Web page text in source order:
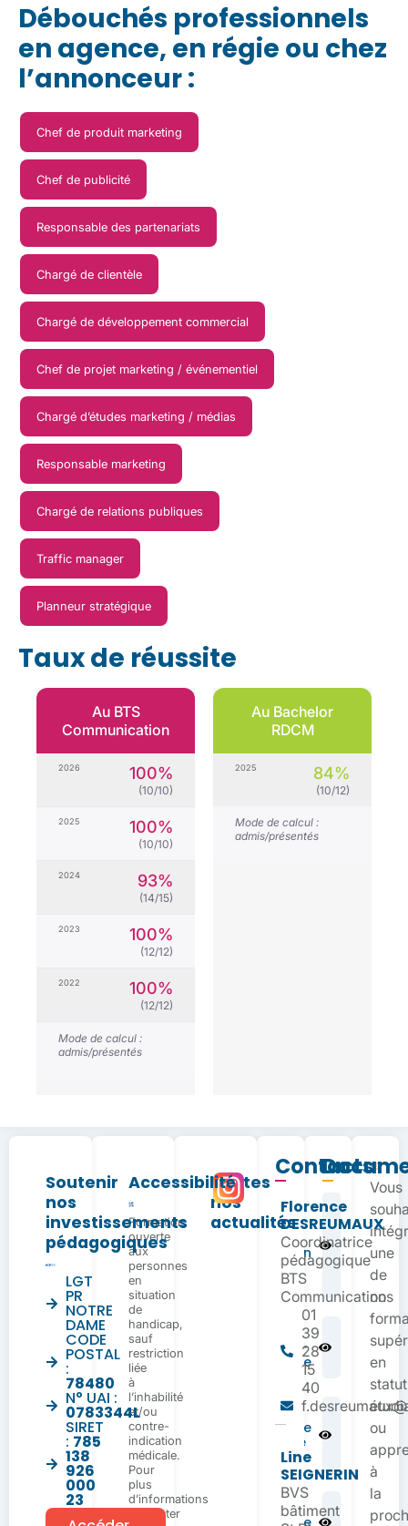
Débouchés professionnels
en agence, en régie ou chez
l’annonceur :
Chef de produit marketing
Chef de publicité
Responsable des partenariats
Chargé de clientèle
Chargé de développement commercial
Chef de projet marketing / événementiel
Chargé d’études marketing / médias
Responsable marketing
Chargé de relations publiques
Traffic manager
Planneur stratégique
Taux de réussite
Au BTS
Communication
2026 100%
(10/10)
2025 100%
(10/10)
2024 93%
(14/15)
2023 100%
(12/12)
2022 100%
(12/12)
Mode de calcul :
admis/présentés
Au Bachelor
RDCM
2025 84%
(10/12)
Mode de calcul :
admis/présentés
Vous
une
de
nos
en
statut
ou
à
la
Dossier
d’inscription
Communication
apprentissage
Intérieur BTS –
Apprentissage
d’urgence
infirmerie
RS 26-27
Planning
d’alternance
Contacts
Florence
DESREUMAUX
Coordinatrice
pédagogique
BTS
Communication
01
39
28
15
40
Line
SEIGNERIN
BVS
bâtiment
Toutes
nos
actualités
Accessibilité
Formation
ouverte
aux
personnes
en
situation
de
handicap,
sauf
restriction
liée
à
l’inhabilité
et/ou
contre-
indication
médicale.
Pour
plus
d’informations
contacter
Soutenir
nos
investissements
pédagogiques
LGT
PR
NOTRE
DAME
CODE
POSTAL
:
78480
N° UAI :
0783344L
SIRET
: 785
138
926
000
23